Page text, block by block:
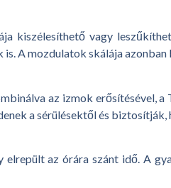
kiszélesíthető vagy
A mozdulatok skálája
az izmok erősítésével,
a sérülésektől és
az órára szánt idő. A